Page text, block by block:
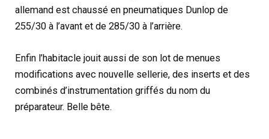
allemand est chaussé en pneumatiques Dunlop de
255/30 à l’avant et de 285/30 à l’arrière.
Enfin l’habitacle jouit aussi de son lot de menues
modifications avec nouvelle sellerie, des inserts et des
combinés d’instrumentation griffés du nom du
préparateur. Belle bête.